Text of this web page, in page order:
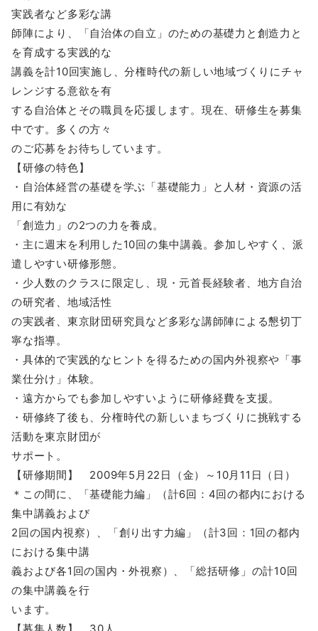
実践者など多彩な講
師陣により、「自治体の自立」のための基礎力と創造力と
を育成する実践的な
講義を計10回実施し、分権時代の新しい地域づくりにチャ
レンジする意欲を有
する自治体とその職員を応援します。現在、研修生を募集
中です。多くの方々
のご応募をお待ちしています。
【研修の特色】
・自治体経営の基礎を学ぶ「基礎能力」と人材・資源の活
用に有効な
「創造力」の2つの力を養成。
・主に週末を利用した10回の集中講義。参加しやすく、派
遣しやすい研修形態。
・少人数のクラスに限定し、現・元首長経験者、地方自治
の研究者、地域活性
の実践者、東京財団研究員など多彩な講師陣による懇切丁
寧な指導。
・具体的で実践的なヒントを得るための国内外視察や「事
業仕分け」体験。
・遠方からでも参加しやすいように研修経費を支援。
・研修終了後も、分権時代の新しいまちづくりに挑戦する
活動を東京財団が
サポート。
【研修期間】 2009年5月22日（金）～10月11日（日）
＊この間に、「基礎能力編」（計6回：4回の都内における
集中講義および
2回の国内視察）、「創り出す力編」（計3回：1回の都内
における集中講
義および各1回の国内・外視察）、「総括研修」の計10回
の集中講義を行
います。